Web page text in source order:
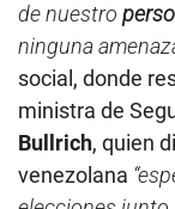
de nuestro
ninguna
social, donde
ministra de
Bullrich, quien
venezolana